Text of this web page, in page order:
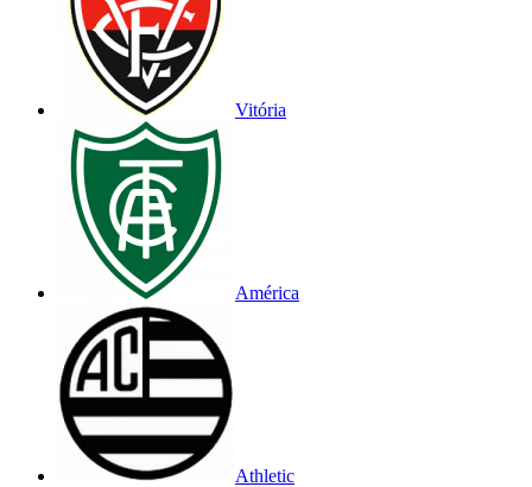
Vitória
América
Athletic